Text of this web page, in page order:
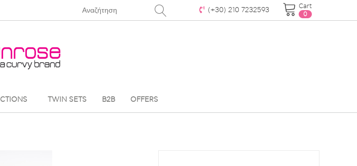
Cart
0
(+30) 210 7232593
TWIN SETS B2B OFFERS